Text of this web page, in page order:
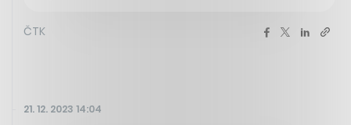
ČTK
21. 12. 2023 14:04